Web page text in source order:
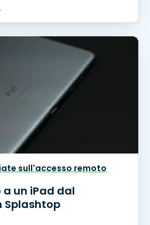
sull'accesso remoto
un iPad dal
Splashtop